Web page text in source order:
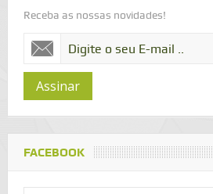
Receba as nossas novidades!
Assinar
FACEBOOK